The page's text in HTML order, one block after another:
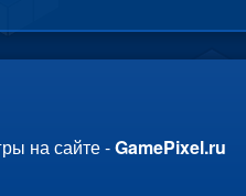
на сайте -GamePixel.ru